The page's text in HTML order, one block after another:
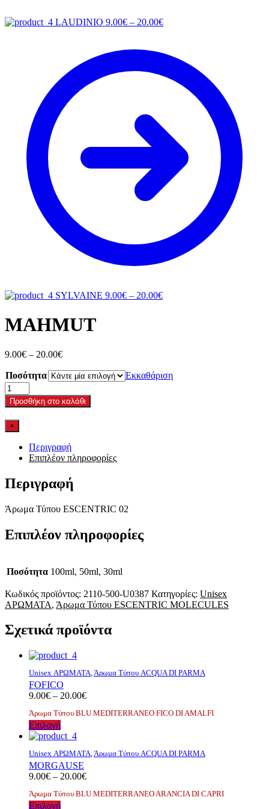
LAUDINIO 9.00€ – 20.00€Price
through
20.00€
SYLVAINE 9.00€ – 20.00€Price
MAHMUT
9.00€ – 20.00€Price
9.00€
20.00€
Ποσότητα
Εκκαθάριση
MAHMUT
ποσότητα
Προσθήκη στο καλάθι
×
Περιγραφή
Επιπλέον πληροφορίες
Περιγραφή
Άρωμα Τύπου ESCENTRIC 02
Επιπλέον πληροφορίες
Ποσότητα 100ml, 50ml, 30ml
Κωδικός προϊόντος: 2110-500-U0387 Κατηγορίες: Unisex
ΑΡΩΜΑΤΑ, Άρωμα Τύπου ESCENTRIC MOLECULES
Σχετικά προϊόντα
Unisex ΑΡΩΜΑΤΑ,Άρωμα Τύπου ACQUA DI PARMA
FOFICO
9.00€ – 20.00€Price
9.00€
Άρωμα Τύπου BLU MEDITERRANEO FICO DI AMALFI
ΕπιλογήΑυτό
το
έχει
πολλαπλές
παραλλαγές.
Οι
επιλογές
Unisex ΑΡΩΜΑΤΑ,Άρωμα Τύπου ACQUA DI PARMA
MORGAUSE
9.00€ – 20.00€Price
9.00€
Άρωμα Τύπου BLU MEDITERRANEO ARANCIA DI CAPRI
ΕπιλογήΑυτό